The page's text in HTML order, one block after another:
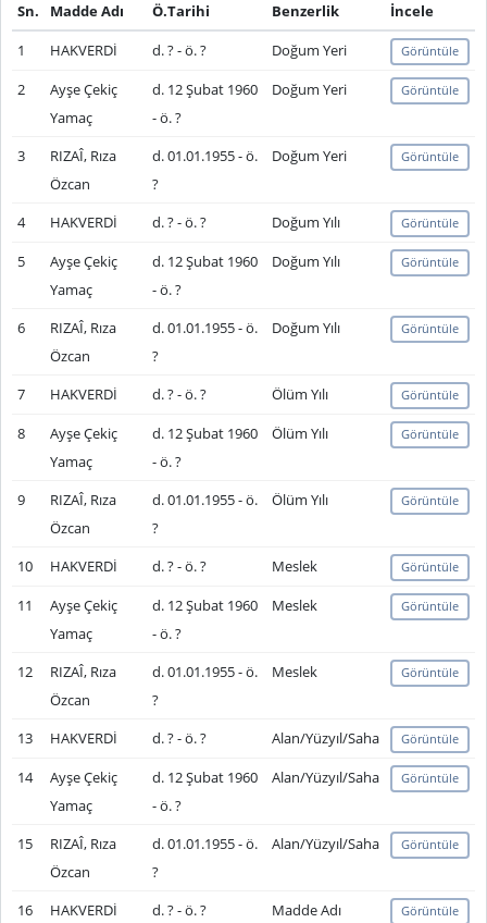
Sn. Madde Adı
Ö.Tarihi
Benzerlik
İncele
1
HAKVERDİ d. ? - ö. ? Doğum Yeri Görüntüle
2
Ayşe Çekiç
Yamaç
d. 12 Şubat 1960
- ö. ?
Doğum Yeri Görüntüle
3
RIZAÎ, Rıza
Özcan
d. 01.01.1955 - ö.
?
Doğum Yeri Görüntüle
4 HAKVERDİ d. ? - ö. ? Doğum Yılı Görüntüle
5
Ayşe Çekiç
Yamaç
d. 12 Şubat 1960
- ö. ?
Doğum Yılı Görüntüle
6
RIZAÎ, Rıza
Özcan
d. 01.01.1955 - ö.
?
Doğum Yılı Görüntüle
7 HAKVERDİ d. ? - ö. ? Ölüm Yılı Görüntüle
8
Ayşe Çekiç
Yamaç
d. 12 Şubat 1960
- ö. ?
Ölüm Yılı Görüntüle
9
RIZAÎ, Rıza
Özcan
d. 01.01.1955 - ö.
?
Ölüm Yılı Görüntüle
10 HAKVERDİ d. ? - ö. ? Meslek Görüntüle
11
Ayşe Çekiç
Yamaç
d. 12 Şubat 1960
- ö. ?
Meslek Görüntüle
12
RIZAÎ, Rıza
Özcan
d. 01.01.1955 - ö.
?
Meslek Görüntüle
13 HAKVERDİ d. ? - ö. ? Alan/Yüzyıl/Saha Görüntüle
14
Ayşe Çekiç
Yamaç
d. 12 Şubat 1960
- ö. ?
Alan/Yüzyıl/Saha Görüntüle
15
RIZAÎ, Rıza
Özcan
d. 01.01.1955 - ö.
?
Alan/Yüzyıl/Saha Görüntüle
16 HAKVERDİ d. ? - ö. ? Madde Adı Görüntüle